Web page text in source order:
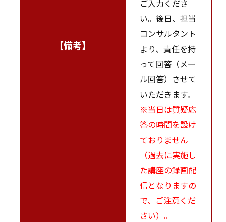
【備考】
ご入力くださ
い。後日、担当
コンサルタント
より、責任を持
って回答（メー
ル回答）させて
いただきます。
※当日は質疑応
答の時間を設け
ておりません
（過去に実施し
た講座の録画配
信となりますの
で、ご注意くだ
さい）。